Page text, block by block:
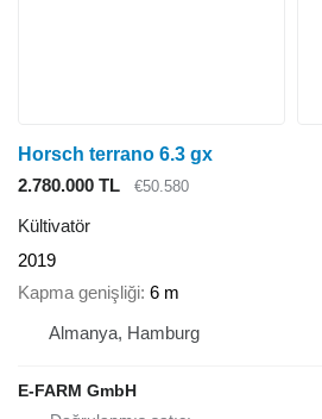
Horsch terrano 6.3 gx
2.780.000 TL
€50.580
Kültivatör
2019
Kapma genişliği 6 m
Almanya, Hamburg
E-FARM GmbH